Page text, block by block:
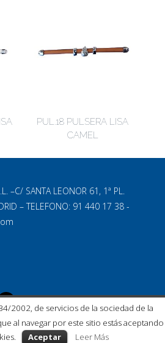
PUL.18 PULSERA LISA
CAMEL
–C/ SANTA LEONOR 61, 1ª PL.
– TELEFONO: 91 440 17 38 -
2002, de servicios de la sociedad de la
al navegar por este sitio estás aceptando
Aceptar Leer Más